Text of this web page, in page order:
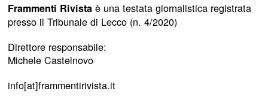
Frammenti Rivistaè una testata giornalistica registrata
presso il Tribunale di Lecco (n. 4/2020)
Direttore responsabile:
Michele Castelnovo
info[at]frammentirivista.it